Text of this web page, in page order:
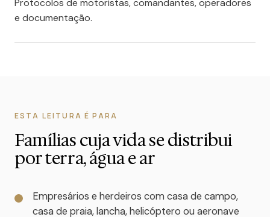
Protocolos de motoristas, comandantes, operadores
e documentação.
ESTA LEITURA É PARA
Famílias cuja vida se distribui
por terra, água e ar
Empresários e herdeiros com casa de campo,
casa de praia, lancha, helicóptero ou aeronave